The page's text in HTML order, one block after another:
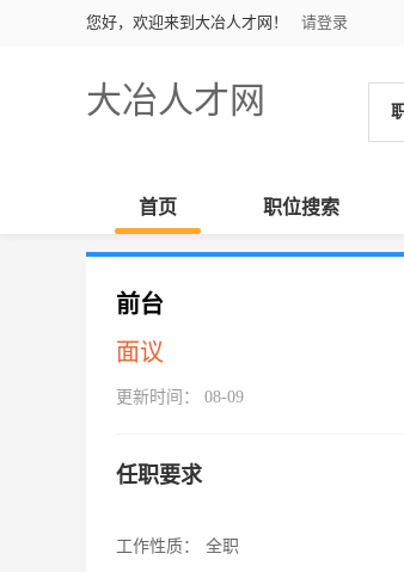
您好，欢迎来到大冶人才网！ 请登录
大冶人才网
首页 职位搜索
前台
面议
更新时间： 08-09
任职要求
工作性质：
全职